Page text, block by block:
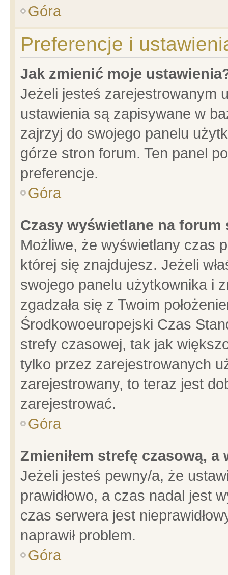
Góra
Preferencje i
Jak zmienić moje
Jeżeli jesteś zarejestrowanym
ustawienia są zapisywane w
zajrzyj do swojego panelu
górze stron forum. Ten panel
preferencje.
Góra
Czasy wyświetlane na forum
Możliwe, że wyświetlany czas
której się znajdujesz. Jeżeli
swojego panelu użytkownika i
zgadzała się z Twoim
Środkowoeuropejski Czas
strefy czasowej, tak jak
tylko przez zarejestrowanych
zarejestrowany, to teraz jest
zarejestrować.
Góra
Zmieniłem strefę czasową,
Jeżeli jesteś pewny/a, że
prawidłowo, a czas nadal jest
czas serwera jest
naprawił problem.
Góra